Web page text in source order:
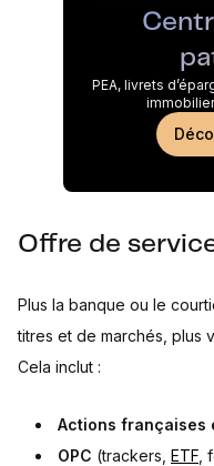
PEA, livrets
Offre de
Plus la banque ou le
titres et de marchés, plus
Cela inclut :
Actions françaises
OPC (trackers, ETF